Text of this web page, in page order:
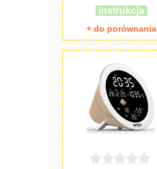
instrukcja
+ do porównania